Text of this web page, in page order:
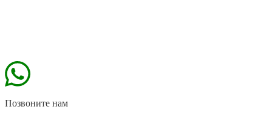
Позвоните нам